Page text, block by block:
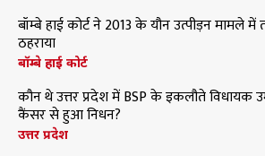
बॉम्बे हाई कोर्ट ने 2013 के यौन उत्पीड़न मामले
ठहराया
बॉम्बे हाई कोर्ट
कौन थे उत्तर प्रदेश में BSP के इकलौते विधायक
कैंसर से हुआ निधन?
उत्तर प्रदेश